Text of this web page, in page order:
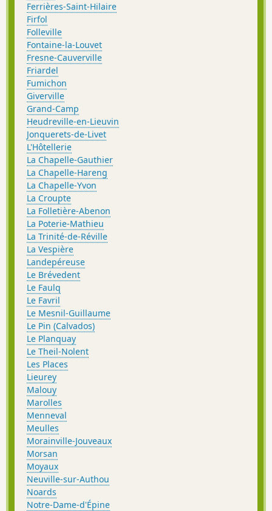
Ferrières-Saint-Hilaire
Firfol
Folleville
Fontaine-la-Louvet
Fresne-Cauverville
Friardel
Fumichon
Giverville
Grand-Camp
Heudreville-en-Lieuvin
Jonquerets-de-Livet
L'Hôtellerie
La Chapelle-Gauthier
La Chapelle-Hareng
La Chapelle-Yvon
La Croupte
La Folletière-Abenon
La Poterie-Mathieu
La Trinité-de-Réville
La Vespière
Landepéreuse
Le Brévedent
Le Faulq
Le Favril
Le Mesnil-Guillaume
Le Pin (Calvados)
Le Planquay
Le Theil-Nolent
Les Places
Lieurey
Malouy
Marolles
Menneval
Meulles
Morainville-Jouveaux
Morsan
Moyaux
Neuville-sur-Authou
Noards
Notre-Dame-d'Épine